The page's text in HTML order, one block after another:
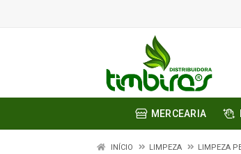
MERCEARIA
INÍCIO LIMPEZA LIMPEZA